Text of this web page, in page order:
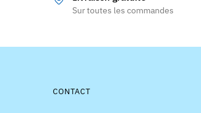
variations.
options
Sur toutes les commandes
CONTACT